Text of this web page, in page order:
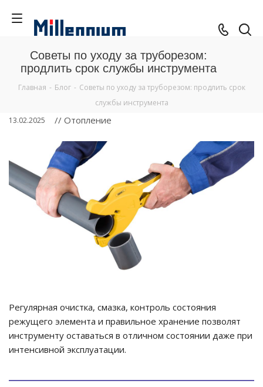
Советы по уходу за труборезом:
продлить срок службы инструмента
Главная - Блог - Советы по уходу за труборезом: продлить срок
службы инструмента
13.02.2025
// Отопление
Регулярная очистка, смазка, контроль состояния
режущего элемента и правильное хранение позволят
инструменту оставаться в отличном состоянии даже при
интенсивной эксплуатации.